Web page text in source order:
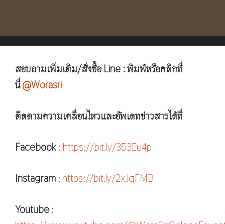
สอบถามเพิ่มเติม/สั่งซื้อ Line : พิมพ์หรือคลิกที่
นี่@Worasri
ติดตามความเคลื่อนไหวและอัพเดทข่าวสารได้ที่
Facebook : https://bit.ly/353Eu4p
Instagram : https://bit.ly/2xJqFMB
Youtube :